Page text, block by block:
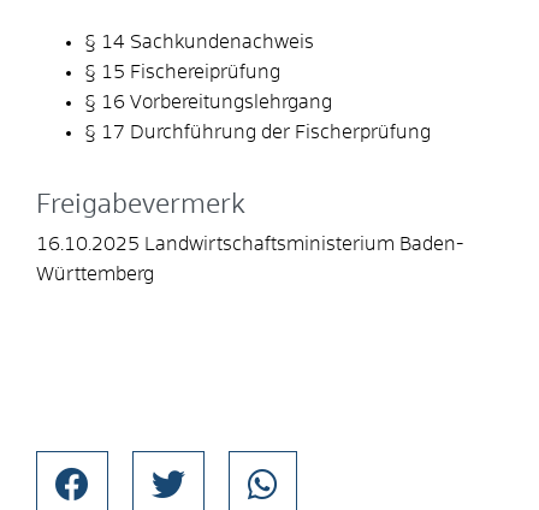
§ 14 Sachkundenachweis
§ 15 Fischereiprüfung
§ 16 Vorbereitungslehrgang
§ 17 Durchführung der Fischerprüfung
Freigabevermerk
16.10.2025 Landwirtschaftsministerium Baden-
Württemberg